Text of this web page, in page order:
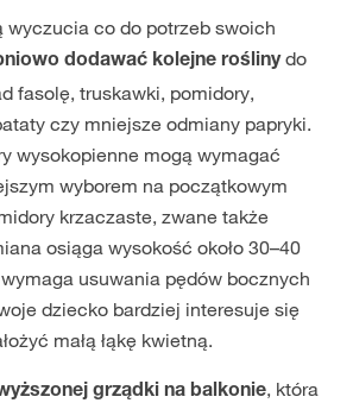
wyczucia co do potrzeb swoich
dodawać kolejne roślinydo
fasolę, truskawki, pomidory,
czy mniejsze odmiany papryki.
wysokopienne mogą wymagać
wyborem na początkowym
krzaczaste, zwane także
osiąga wysokość około 30–40
usuwania pędów bocznych
dziecko bardziej interesuje się
małą łąkę kwietną.
grządki na balkonie, która